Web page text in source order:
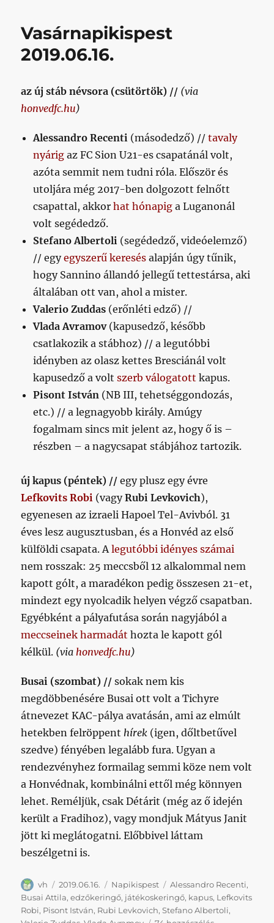
Vasárnapikispest
2019.06.16.
az új stáb névsora (csütörtök) // (via
honvedfc.hu)
Alessandro Recenti (másodedző) //tavaly
nyárig az FC Sion U21-es csapatánál volt,
azóta semmit nem tudni róla. Először és
utoljára még 2017-ben dolgozott felnőtt
csapattal, akkor hat hónapig a Luganonál
volt segédedző.
Stefano Albertoli (segédedző, videóelemző)
// egyegyszerű keresés alapján úgy tűnik,
hogy Sannino állandó jellegű tettestársa, aki
általában ott van, ahol a mister.
Valerio Zuddas (erőnléti edző) //
Vlada Avramov(kapusedző, később
csatlakozik a stábhoz) // a legutóbbi
idényben az olasz kettes Bresciánál volt
kapusedző a voltszerb válogatott kapus.
Pisont István (NB III, tehetséggondozás,
etc.) // a legnagyobb király. Amúgy
fogalmam sincs mit jelent az, hogy ő is –
részben – a nagycsapat stábjához tartozik.
új kapus (péntek) // egy plusz egy évre
Lefkovits Robi (vagyRubi Levkovich),
egyenesen az izraeli Hapoel Tel-Avivból. 31
éves lesz augusztusban, és a Honvéd az első
külföldi csapata. Alegutóbbi idényes számai
nem rosszak: 25 meccsből 12 alkalommal nem
kapott gólt, a maradékon pedig összesen 21-et,
mindezt egy nyolcadik helyen végző csapatban.
Egyébként a pályafutása során nagyjából a
meccseinek harmadát hozta le kapott gól
kélkül. (via honvedfc.hu)
Busai (szombat) // sokak nem kis
megdöbbenésére Busai ott volt a Tichyre
átnevezet KAC-pálya avatásán, ami az elmúlt
hetekben felröppent hírek (igen, dőltbetűvel
szedve) fényében legalább fura. Ugyan a
rendezvényhez formailag semmi köze nem volt
a Honvédnak, kombinálni ettől még könnyen
lehet. Reméljük, csak Détárit (még az ő idején
került a Fradihoz), vagy mondjuk Mátyus Janit
jött ki meglátogatni. Előbbivel láttam
beszélgetni is.
Szerző
vh Közzétéve
2019.06.16. Kategória
Napikispest Címke
Alessandro Recenti,
Busai Attila,edzőkeringő, játékoskeringő, kapus, Lefkovits
Robi, Pisont István, Rubi Levkovich,Stefano Albertoli,